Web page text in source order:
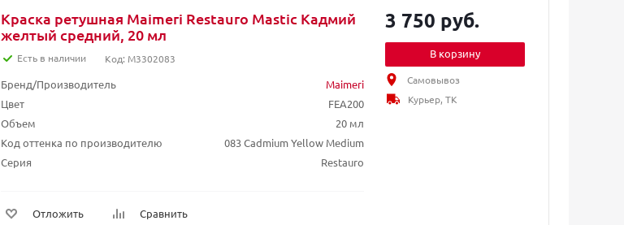
Краска ретушная Maimeri Restauro Mastic Кадмий
желтый средний, 20 мл
Есть в наличии Код: M3302083
Бренд/Производитель
Maimeri
Цвет
FEA200
Объем
20 мл
Код оттенка по производителю
083 Cadmium Yellow Medium
Серия
Restauro
Отложить Сравнить
3 750 руб.
В корзину
Самовывоз
Курьер, ТК